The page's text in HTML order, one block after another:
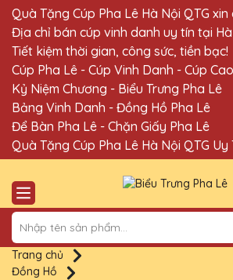
Quà Tặng Cúp Pha Lê Hà Nội QTG
Địa chỉ bán cúp vinh danh uy tín tại Hà
Tiết kiệm thời gian, công sức, tiền bạc!
Cúp Pha Lê - Cúp Vinh Danh - Cúp
Kỷ Niệm Chương - Biểu Trưng Pha Lê
Bảng Vinh Danh - Đồng Hồ Pha Lê
Để Bàn Pha Lê - Chặn Giấy Pha Lê
Quà Tặng Cúp Pha Lê Hà Nội QTG Uy
Trang chủ
Đồng Hồ